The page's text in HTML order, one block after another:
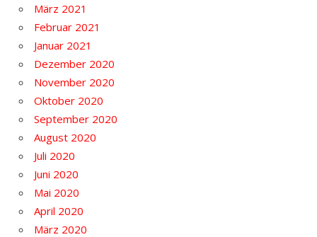
März 2021
Februar 2021
Januar 2021
Dezember 2020
November 2020
Oktober 2020
September 2020
August 2020
Juli 2020
Juni 2020
Mai 2020
April 2020
März 2020